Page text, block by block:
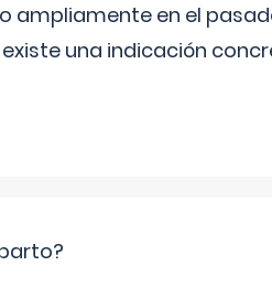
ampliamente en el
una indicación